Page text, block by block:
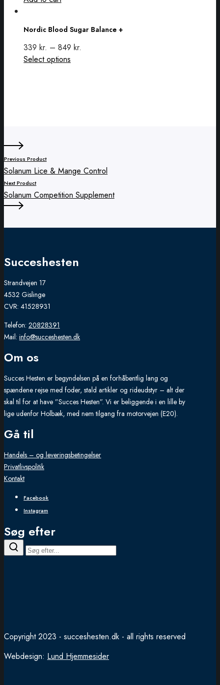
be
chosen
Sugar
Balance
+
Nordic Blood Sugar Balance +
339 kr. – 849 kr.
Select options
chosen
on
product
Previous Product
Solanum Lice & Mange Control
Next Product
Solanum Competition Supplement
Succeshesten
Strandvejen 17
4532 Gislinge
CVR: 41528931
Telefon: 20828391
Mail: info@succeshesten.dk
Om os
Succes Hesten er begyndelsen på en forhåbentlig lang og
spændene rejse med foder, stald artikler og rideudstyr – alt der
skal til for at have ”Succes Hesten”. Vi er beliggende i en lille by
lige udenfor Holbæk, med nem tilgang fra motorvejen (E20).
Gå til
Handels – og leveringsbetingelser
Privatlivspolitik
Kontakt
Facebook
Instagram
Søg efter
Copyright 2023 - succeshesten.dk - all rights reserved
Webdesign: Lund Hjemmesider